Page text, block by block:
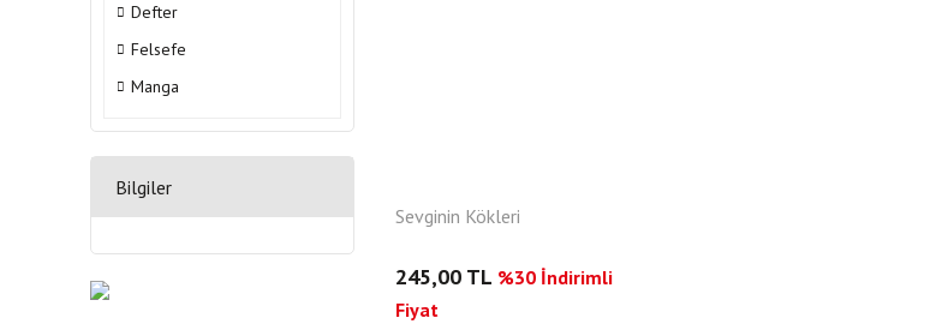
Defter
Felsefe
Manga
Bilgiler
Sevginin Kökleri
245,00 TL %30 İndirimli
Fiyat